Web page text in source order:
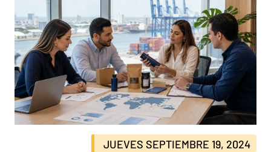
JUEVES SEPTIEMBRE 19, 2024